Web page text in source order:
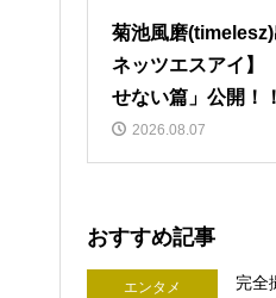
菊池風磨
ネッツエスアイ
せない篇」公開！！
2026.08.07
おすすめ記事
エンタメ
完全